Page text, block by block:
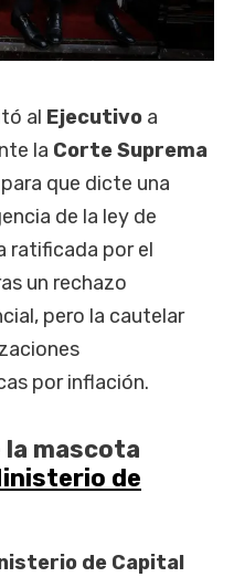
al Ejecutivo a
la Corte Suprema
para que dicte una
de la ley de
ratificada por el
un rechazo
pero la cautelar
por inflación.
mascota
de
de Capital